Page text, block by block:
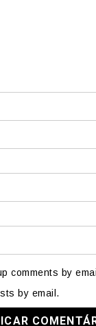
comments by
by email.